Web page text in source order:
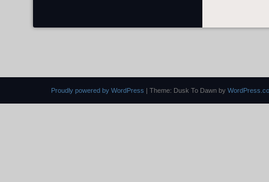
Proudly powered by WordPress | Theme: Dusk To Dawn by